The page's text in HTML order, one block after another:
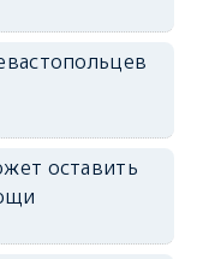
оставить